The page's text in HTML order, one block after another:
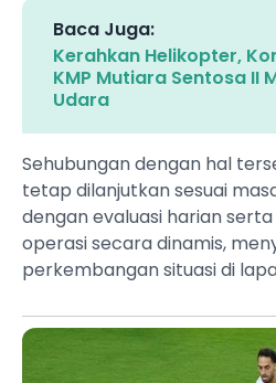
Baca Juga:
Kerahkan Helikopter,
KMP Mutiara Sentosa II
Udara
Sehubungan dengan hal
tetap dilanjutkan sesuai
dengan evaluasi harian
operasi secara dinamis,
perkembangan situasi di